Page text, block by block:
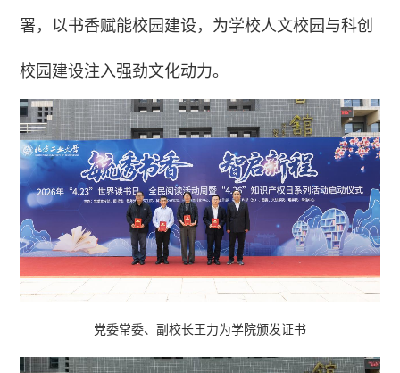
署，以书香赋能校园建设，为学校人文校园与科创
校园建设注入强劲文化动力。
党委常委、副校长王力为学院颁发证书